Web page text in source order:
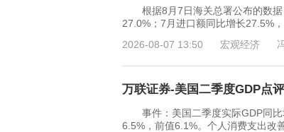
根据8月7日海关总署公布的数据
27.0%；7月进口额同比增长
2026-08-07 13:50
宏观经济
万联证券-美国二季度GDP点
事件：美国二季度实际GDP同比
6.5%，前值6.1%。个人消费支出